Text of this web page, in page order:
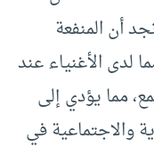
أن المنفعة
لدى الأغنياء عند
مما يؤدي إلى
والاجتماعية في